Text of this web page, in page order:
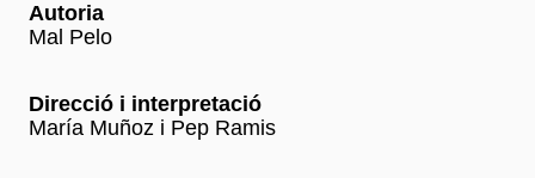
Autoria
Mal Pelo
Direcció i interpretació
María Muñoz i Pep Ramis